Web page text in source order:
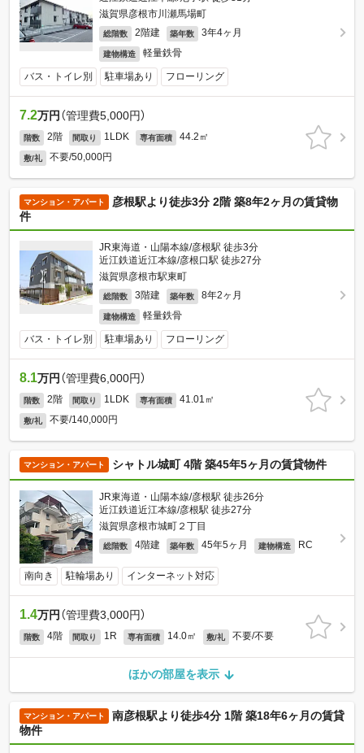
滋賀県彦根市川瀬馬場町
総階数 2階建 築年数 3年4ヶ月
建物構造 軽量鉄骨
バス・トイレ別 駐車場あり フローリング
7.2万円 （管理費5,000円）
階数 2階 間取り 1LDK 専有面積 44.2㎡
敷/礼 不要/50,000円
マンション・アパート
彦根駅より徒歩3分 2階 築8年2ヶ月の賃貸物
件
JR東海道・山陽本線/彦根駅 徒歩3分
近江鉄道近江本線/彦根口駅 徒歩27分
滋賀県彦根市駅東町
総階数 3階建 築年数 8年2ヶ月
建物構造 軽量鉄骨
バス・トイレ別 駐車場あり フローリング
8.1万円 （管理費6,000円）
階数 2階 間取り 1LDK 専有面積 41.01㎡
敷/礼 不要/140,000円
マンション・アパート シャトル城町 4階 築45年5ヶ月の賃貸物件
JR東海道・山陽本線/彦根駅 徒歩26分
近江鉄道近江本線/彦根駅 徒歩27分
滋賀県彦根市城町２丁目
総階数 4階建 築年数 45年5ヶ月 建物構造 RC
南向き 駐輪場あり インターネット対応
1.4万円 （管理費3,000円）
階数 4階 間取り 1R 専有面積 14.0㎡ 敷/礼 不要/不要
ほかの部屋を表示
マンション・アパート
南彦根駅より徒歩4分 1階 築18年6ヶ月の賃貸
物件